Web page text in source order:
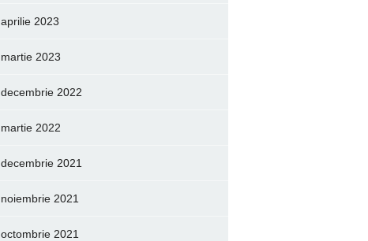
aprilie 2023
martie 2023
decembrie 2022
martie 2022
decembrie 2021
noiembrie 2021
octombrie 2021